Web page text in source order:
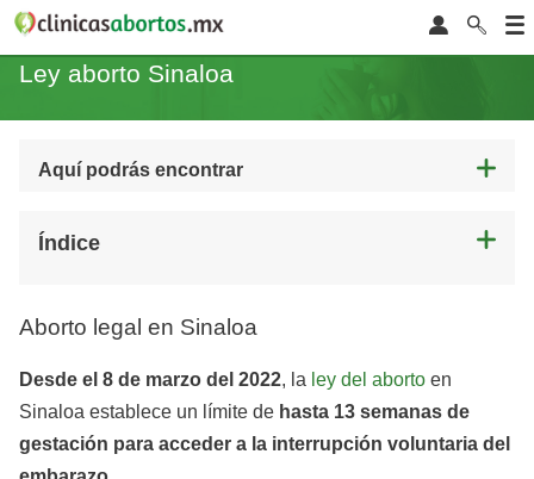
Ley aborto Sinaloa
Aquí podrás encontrar
Índice
Aborto legal en Sinaloa
Desde el 8 de marzo del 2022, la ley del aborto en
Sinaloa establece un límite de hasta 13 semanas de
gestación para acceder a la interrupción voluntaria del